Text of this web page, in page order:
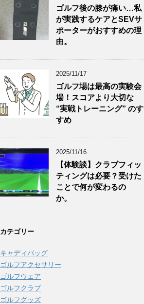
ゴルフ後の膝が痛い…私
が実践するケアとSEVサ
ポーターがおすすめの理
由。
2025/11/17
ゴルフ場は最高の実験会
場！スコアより大切な
“実戦トレーニング” のす
すめ
2025/11/16
【体験談】クラブフィッ
ティングは必要？受けた
ことで何が変わるの
か。
カテゴリー
キャディバッグ
ゴルフアクセサリー
ゴルフウェア
ゴルフクラブ
ゴルフグッズ